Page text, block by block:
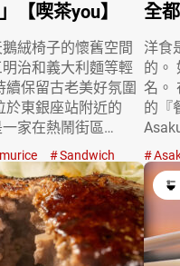
【喫茶you】
絨椅子的懷舊空間
治和義大利麵等輕
保留古老美好氛圍
於東銀座站附近的
一家在熱鬧街區…
Sandwich
全
洋食
的。
名。
的『